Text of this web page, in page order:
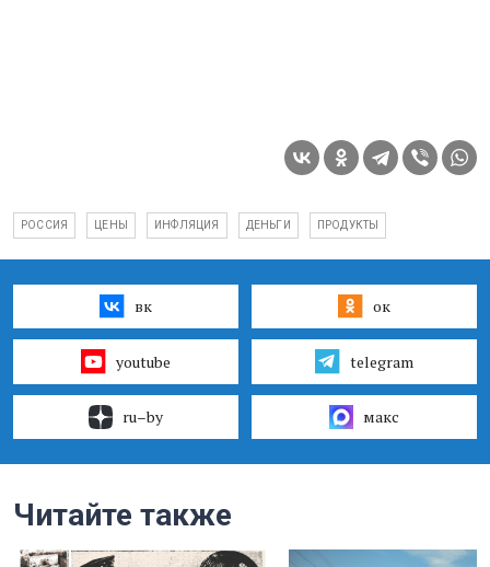
РОССИЯ ЦЕНЫ ИНФЛЯЦИЯ ДЕНЬГИ ПРОДУКТЫ
вк ок
youtube telegram
ru–by макс
Читайте также